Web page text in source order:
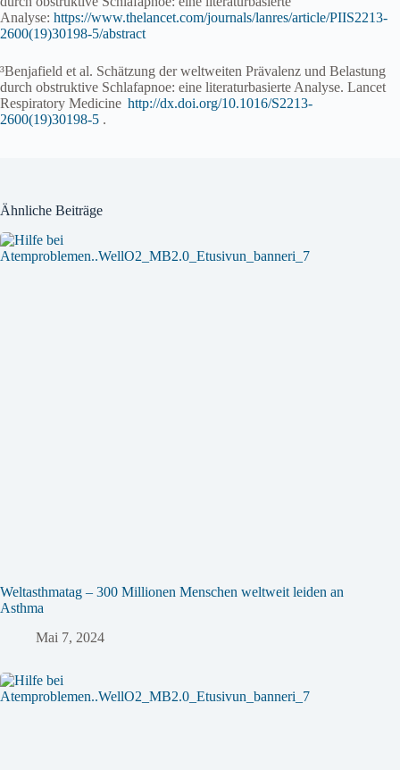
Analyse: https://www.thelancet.com/journals/lanres/article/PIIS2213-
2600(19)30198-5/abstract
³Benjafield et al. Schätzung der weltweiten Prävalenz und Belastung
durch obstruktive Schlafapnoe: eine literaturbasierte Analyse. Lancet
Respiratory Medicine http://dx.doi.org/10.1016/S2213-
2600(19)30198-5 .
Ähnliche Beiträge
Weltasthmatag – 300 Millionen Menschen weltweit leiden an
Asthma
Mai 7, 2024